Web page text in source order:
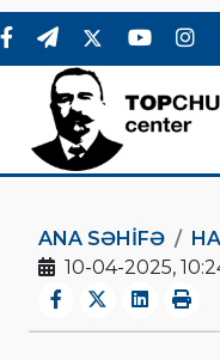
ANA SƏHIFƏ
10-04-2025,